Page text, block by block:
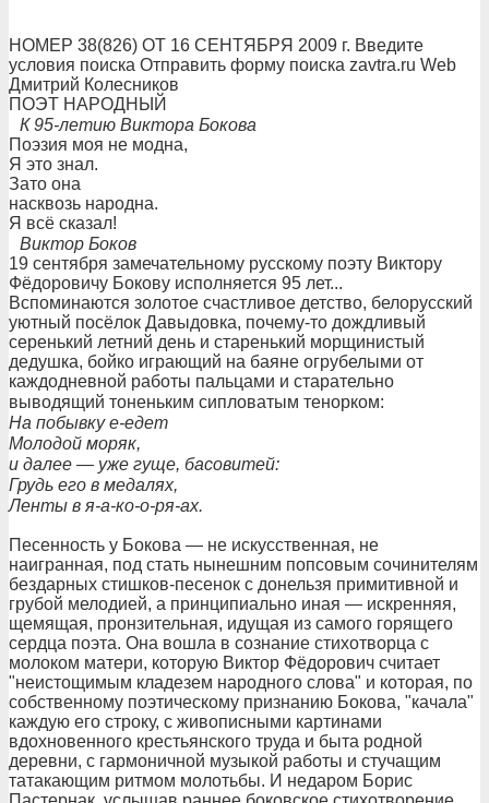
НОМЕР 38(826) ОТ 16 СЕНТЯБРЯ 2009 г. Введите
условия поиска Отправить форму поиска zavtra.ru Web
Дмитрий Колесников
ПОЭТ НАРОДНЫЙ
К 95-летию Виктора Бокова
Поэзия моя не модна,
Я это знал.
Зато она
насквозь народна.
Я всё сказал!
Виктор Боков
19 сентября замечательному русскому поэту Виктору
Фёдоровичу Бокову исполняется 95 лет...
Вспоминаются золотое счастливое детство, белорусский
уютный посёлок Давыдовка, почему-то дождливый
серенький летний день и старенький морщинистый
дедушка, бойко играющий на баяне огрубелыми от
каждодневной работы пальцами и старательно
выводящий тоненьким сипловатым тенорком:
На побывку е-едет
Молодой моряк,
и далее — уже гуще, басовитей:
Грудь его в медалях,
Ленты в я-а-ко-о-ря-ах.
Песенность у Бокова — не искусственная, не
наигранная, под стать нынешним попсовым сочинителям
бездарных стишков-песенок с донельзя примитивной и
грубой мелодией, а принципиально иная — искренняя,
щемящая, пронзительная, идущая из самого горящего
сердца поэта. Она вошла в сознание стихотворца с
молоком матери, которую Виктор Фёдорович считает
"неистощимым кладезем народного слова" и которая, по
собственному поэтическому признанию Бокова, "качала"
каждую его строку, с живописными картинами
вдохновенного крестьянского труда и быта родной
деревни, с гармоничной музыкой работы и стучащим
татакающим ритмом молотьбы. И недаром Борис